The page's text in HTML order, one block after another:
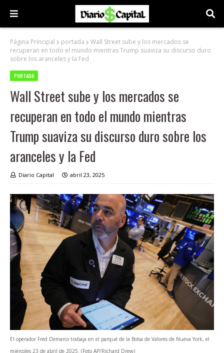
Página Principal portada
Wall Street sube y los mercados se
recuperan en todo el mundo mientras Trump suaviza su discurso duro
sobre los aranceles y la Fed
PORTADA
Wall Street sube y los mercados se
recuperan en todo el mundo mientras
Trump suaviza su discurso duro sobre los
aranceles y la Fed
Diario Capital abril 23, 2025
El operador Fred Demarco trabaja en el parqué de la Bolsa de Valores de Nueva York, el
miércoles 23 de abril de 2025. (Foto AP/Richard Drew)